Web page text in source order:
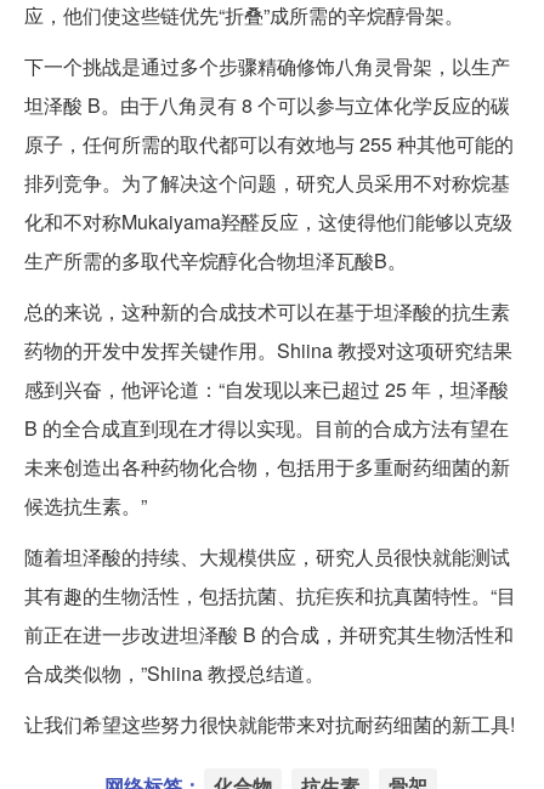
应，他们使这些链优先“折叠”成所需的辛烷醇骨架。
下一个挑战是通过多个步骤精确修饰八角灵骨架，以生产
坦泽酸 B。由于八角灵有 8 个可以参与立体化学反应的碳
原子，任何所需的取代都可以有效地与 255 种其他可能的
排列竞争。为了解决这个问题，研究人员采用不对称烷基
化和不对称Mukaiyama羟醛反应，这使得他们能够以克级
生产所需的多取代辛烷醇化合物坦泽瓦酸B。
总的来说，这种新的合成技术可以在基于坦泽酸的抗生素
药物的开发中发挥关键作用。Shiina 教授对这项研究结果
感到兴奋，他评论道：“自发现以来已超过 25 年，坦泽酸
B 的全合成直到现在才得以实现。目前的合成方法有望在
未来创造出各种药物化合物，包括用于多重耐药细菌的新
候选抗生素。”
随着坦泽酸的持续、大规模供应，研究人员很快就能测试
其有趣的生物活性，包括抗菌、抗疟疾和抗真菌特性。“目
前正在进一步改进坦泽酸 B 的合成，并研究其生物活性和
合成类似物，”Shiina 教授总结道。
让我们希望这些努力很快就能带来对抗耐药细菌的新工具!